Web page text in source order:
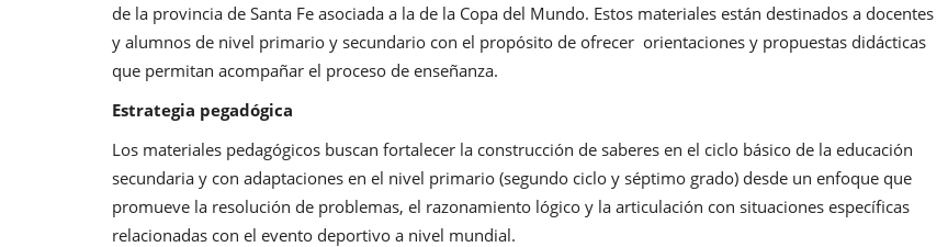
de la provincia de Santa Fe asociada a la de la Copa del Mundo. Estos materiales están destinados a docentes
y alumnos de nivel primario y secundario con el propósito de ofrecer orientaciones y propuestas didácticas
que permitan acompañar el proceso de enseñanza.
Estrategia pegadógica
Los materiales pedagógicos buscan fortalecer la construcción de saberes en el ciclo básico de la educación
secundaria y con adaptaciones en el nivel primario (segundo ciclo y séptimo grado) desde un enfoque que
promueve la resolución de problemas, el razonamiento lógico y la articulación con situaciones específicas
relacionadas con el evento deportivo a nivel mundial.